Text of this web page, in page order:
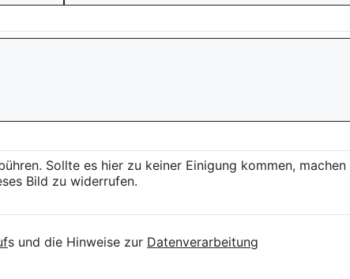
Sollte es hier zu keiner Einigung kommen,
Bild zu widerrufen.
s und die Hinweise zur Datenverarbeitung